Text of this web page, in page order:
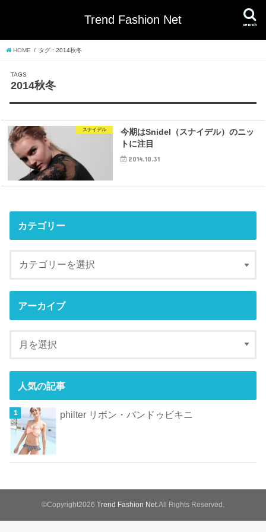
Trend Fashion Net search
HOME タグ : 2014秋冬
2014秋冬
スナイデル
今期はSnidel（スナイデル）のニッ
トに注目
2014.10.31
カテゴリー
アーカイブ
人気の記事
philter リボン・バンドゥビキニ
©Copyright2026 Trend Fashion Net .All Rights Reserved.